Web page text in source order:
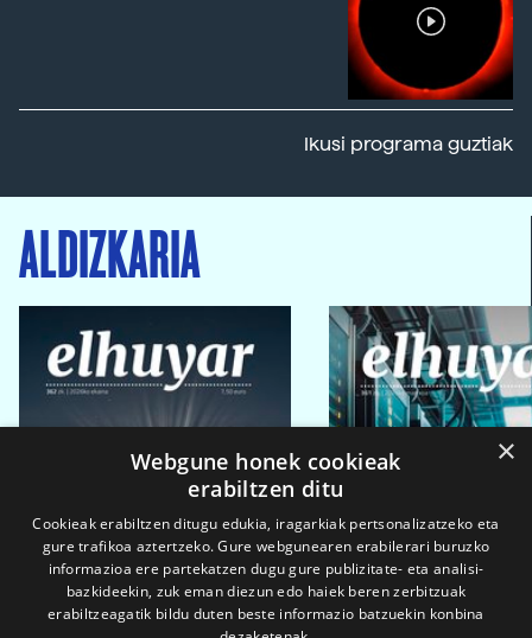
Ikusi programa guztiak
ALDIZKARIA
×
Webgune honek cookieak
erabiltzen ditu
Cookieak erabiltzen ditugu edukia, iragarkiak pertsonalizatzeko eta
gure trafikoa aztertzeko. Gure webgunearen erabilerari buruzko
informazioa ere partekatzen dugu gure publizitate- eta analisi-
bazkideekin, zuk eman diezun edo haiek beren zerbitzuak
erabiltzeagatik bildu duten beste informazio batzuekin konbina